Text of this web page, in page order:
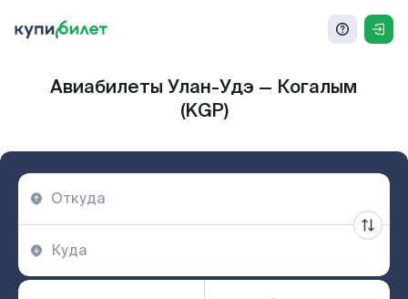
Авиабилеты Улан-Удэ — Когалым
(KGP)